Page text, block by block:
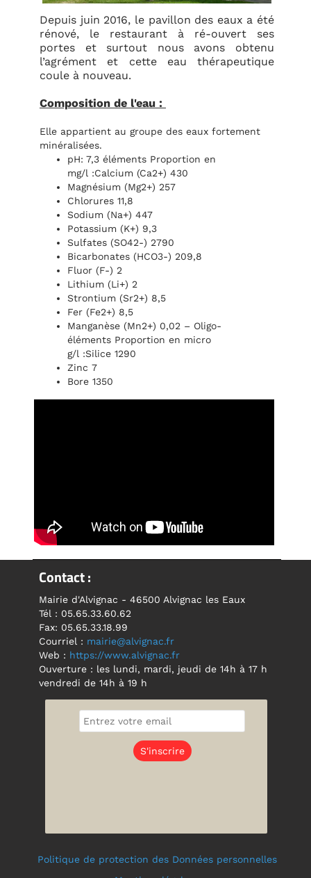
Contact :
Mairie d'Alvignac - 46500 Alvignac les Eaux
Tél : 05.65.33.60.62
Fax: 05.65.33.18.99
Courriel : mairie@alvignac.fr
Web : https://www.alvignac.fr
Ouverture : les lundi, mardi, jeudi de 14h à 17 h
vendredi de 14h à 19 h
Politique de protection des Données personnelles
Depuis juin 2016, le pavillon des eaux a été
rénové, le restaurant à ré-ouvert ses
portes et surtout nous avons obtenu
l’agrément et cette eau thérapeutique
coule à nouveau.
Composition de l'eau :
Elle appartient au groupe des eaux fortement
minéralisées.
pH: 7,3 éléments Proportion en
mg/l :Calcium (Ca2+) 430
Magnésium (Mg2+) 257
Chlorures 11,8
Sodium (Na+) 447
Potassium (K+) 9,3
Sulfates (SO42-) 2790
Bicarbonates (HCO3-) 209,8
Fluor (F-) 2
Lithium (Li+) 2
Strontium (Sr2+) 8,5
Fer (Fe2+) 8,5
Manganèse (Mn2+) 0,02 – Oligo-
éléments Proportion en micro
g/l :Silice 1290
Zinc 7
Bore 1350